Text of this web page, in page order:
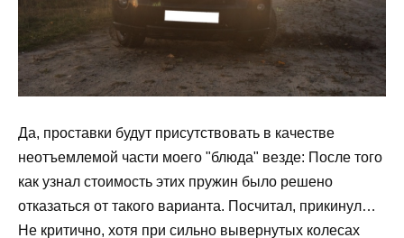
Да, проставки будут присутствовать в качестве
неотъемлемой части моего "блюда" везде: После того
как узнал стоимость этих пружин было решено
отказаться от такого варианта. Посчитал, прикинул…
Не критично, хотя при сильно вывернутых колесах